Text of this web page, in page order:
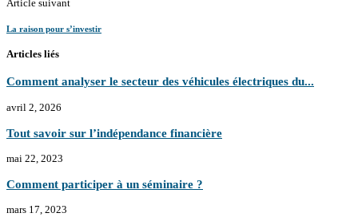
Article suivant
La raison pour s’investir
Articles liés
Comment analyser le secteur des véhicules électriques du...
avril 2, 2026
Tout savoir sur l’indépendance financière
mai 22, 2023
Comment participer à un séminaire ?
mars 17, 2023